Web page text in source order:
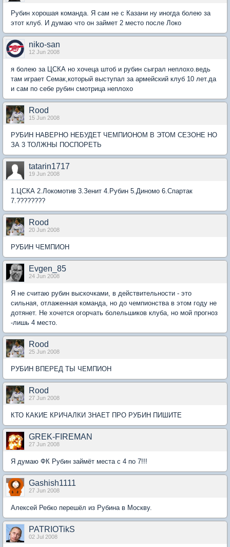
Рубин хорошая команда. Я сам не с Казани ну иногда болею за
этот клуб. И думаю что он займет 2 место после Локо
niko-san
12 Jun 2008
я болею за ЦСКА но хочеца штоб и рубин сыграл неплохо.ведь
там играет Семак,который выступал за армейский клуб 10 лет.да
и сам по себе рубин смотрица неплохо
Rood
15 Jun 2008
РУБИН НАВЕРНО НЕБУДЕТ ЧЕМПИОНОМ В ЭТОМ СЕЗОНЕ НО
ЗА 3 ТОЛЖНЫ ПОСПОРЕТЬ
tatarin1717
19 Jun 2008
1.ЦСКА 2.Локомотив 3.Зенит 4.Рубин 5.Диномо 6.Спартак
7.????????
Rood
20 Jun 2008
РУБИН ЧЕМПИОН
Evgen_85
24 Jun 2008
Я не считаю рубин выскочками, в действительности - это
сильная, отлаженная команда, но до чемпионства в этом году не
дотянет. Не хочется огорчать болельшиков клуба, но мой прогноз
-лишь 4 место.
Rood
25 Jun 2008
РУБИН ВПЕРЕД ТЫ ЧЕМПИОН
Rood
27 Jun 2008
КТО КАКИЕ КРИЧАЛКИ ЗНАЕТ ПРО РУБИН ПИШИТЕ
GREK-FIREMAN
27 Jun 2008
Я думаю ФК Рубин займёт места с 4 по 7!!!
Gashish1111
27 Jun 2008
Алексей Ребко перешёл из Рубина в Москву.
PATRIOTikS
02 Jul 2008